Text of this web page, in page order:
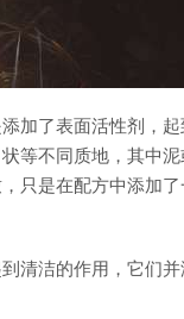
加了表面活性剂，
等不同质地，其中
只是在配方中添加
清洁的作用，它们